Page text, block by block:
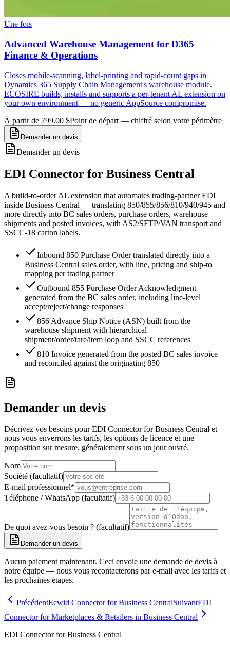
Une fois
Advanced Warehouse Management for D365
Finance & Operations
Closes mobile-scanning, label-printing and rapid-count gaps in
Dynamics 365 Supply Chain Management's warehouse module.
ECOSIRE builds, installs and supports a per-tenant AL extension on
your own environment — no generic AppSource compromise.
À partir de 799.00 $Point de départ — chiffré selon votre périmètre
Demander un devis
Demander un devis
EDI Connector for Business Central
A build-to-order AL extension that automates trading-partner EDI
inside Business Central — translating 850/855/856/810/940/945 and
more directly into BC sales orders, purchase orders, warehouse
shipments and posted invoices, with AS2/SFTP/VAN transport and
SSCC-18 carton labels.
Inbound 850 Purchase Order translated directly into a
Business Central sales order, with line, pricing and ship-to
mapping per trading partner
Outbound 855 Purchase Order Acknowledgment
generated from the BC sales order, including line-level
accept/reject/change responses
856 Advance Ship Notice (ASN) built from the
warehouse shipment with hierarchical
shipment/order/tare/item loop and SSCC references
810 Invoice generated from the posted BC sales invoice
and reconciled against the originating 850
Demander un devis
Décrivez vos besoins pour EDI Connector for Business Central et
nous vous enverrons les tarifs, les options de licence et une
proposition sur mesure, généralement sous un jour ouvré.
Nom
Société (facultatif)
E-mail professionnel*
Téléphone / WhatsApp (facultatif)
De quoi avez-vous besoin ? (facultatif)
Demander un devis
Aucun paiement maintenant. Ceci envoie une demande de devis à
notre équipe — nous vous recontacterons par e-mail avec les tarifs et
les prochaines étapes.
PrécédentEcwid Connector for Business CentralSuivantEDI
Connector for Marketplaces & Retailers in Business Central
EDI Connector for Business Central